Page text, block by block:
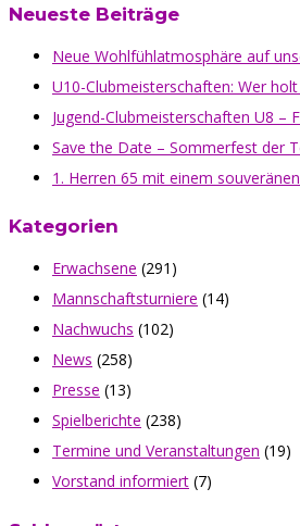
Neueste Beiträge
Neue Wohlfühlatmosphäre auf
U10-Clubmeisterschaften: Wer
Jugend-Clubmeisterschaften U8 –
Save the Date – Sommerfest der
1. Herren 65 mit einem
Kategorien
Erwachsene (291)
Mannschaftsturniere (14)
Nachwuchs (102)
News (258)
Presse (13)
Spielberichte (238)
Termine und Veranstaltungen (19)
Vorstand informiert (7)